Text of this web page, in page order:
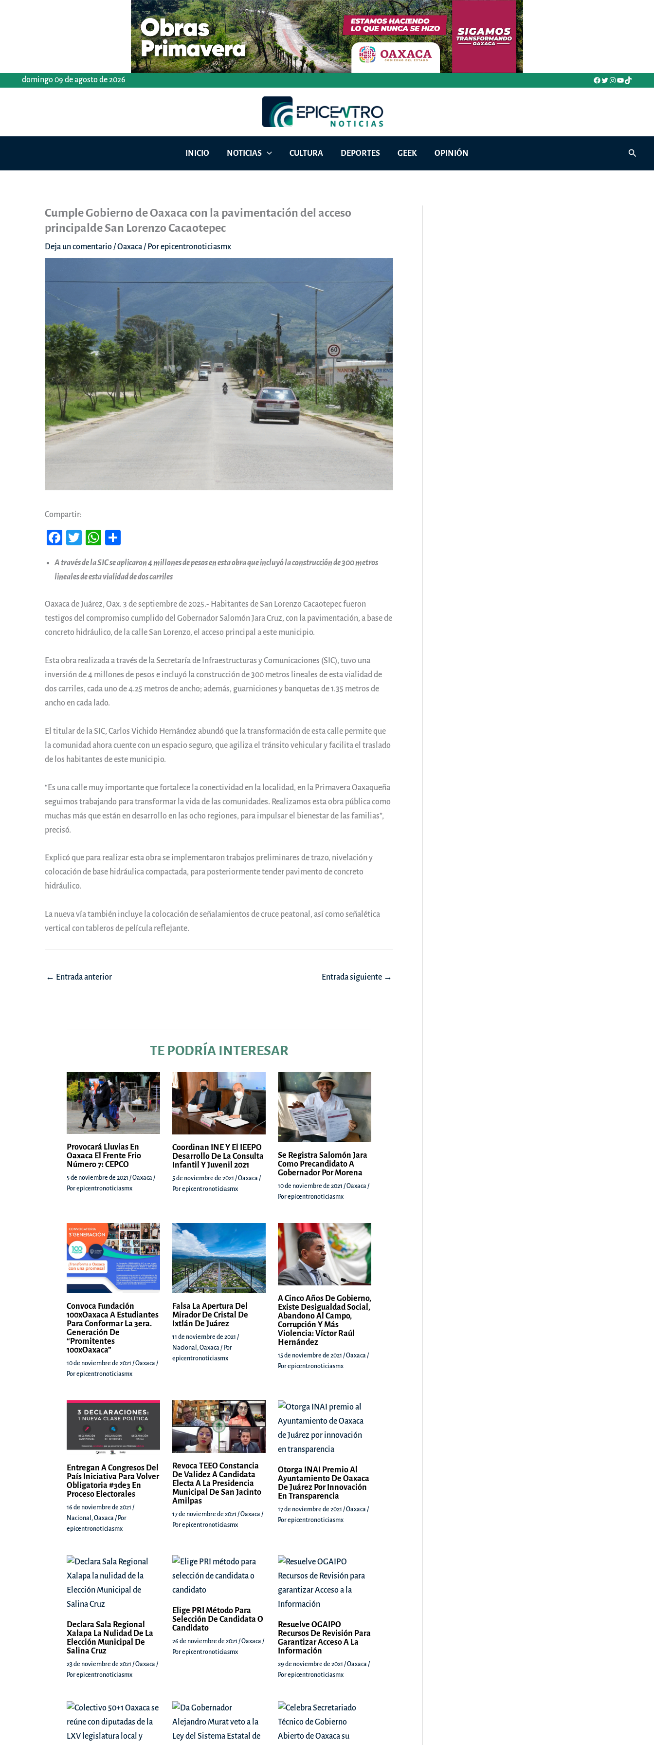
domingo 09 de agosto de 2026 Facebook
Twitter
Instagram
YouTube
TikTok
INICIO NOTICIAS CULTURA DEPORTES GEEK OPINIÓN Buscar
Cumple Gobierno de Oaxaca con la pavimentación del acceso
principalde San Lorenzo Cacaotepec
Deja un comentario/Oaxaca/ Porepicentronoticiasmx
Compartir:
Fa
b
oo
k
T
tt
er
W
ts
A
pp
pa
rti
r
A través de la SIC se aplicaron 4 millones de pesos en esta obra que incluyó la construcción de 300 metros
lineales de esta vialidad de dos carriles
Oaxaca de Juárez, Oax. 3 de septiembre de 2025.- Habitantes de San Lorenzo Cacaotepec fueron
testigos del compromiso cumplido del Gobernador Salomón Jara Cruz, con la pavimentación, a base de
concreto hidráulico, de la calle San Lorenzo, el acceso principal a este municipio.
Esta obra realizada a través de la Secretaría de Infraestructuras y Comunicaciones (SIC), tuvo una
inversión de 4 millones de pesos e incluyó la construcción de 300 metros lineales de esta vialidad de
dos carriles, cada uno de 4.25 metros de ancho; además, guarniciones y banquetas de 1.35 metros de
ancho en cada lado.
El titular de la SIC, Carlos Vichido Hernández abundó que la transformación de esta calle permite que
la comunidad ahora cuente con un espacio seguro, que agiliza el tránsito vehicular y facilita el traslado
de los habitantes de este municipio.
“Es una calle muy importante que fortalece la conectividad en la localidad, en la Primavera Oaxaqueña
seguimos trabajando para transformar la vida de las comunidades. Realizamos esta obra pública como
muchas más que están en desarrollo en las ocho regiones, para impulsar el bienestar de las familias”,
precisó.
Explicó que para realizar esta obra se implementaron trabajos preliminares de trazo, nivelación y
colocación de base hidráulica compactada, para posteriormente tender pavimento de concreto
hidráulico.
La nueva vía también incluye la colocación de señalamientos de cruce peatonal, así como señalética
vertical con tableros de película reflejante.
Navegación
← Entrada anterior Entrada siguiente →
TE PODRÍA INTERESAR
Provocará Lluvias En
Oaxaca El Frente Frio
Número 7: CEPCO
5 de noviembre de 2021 /Oaxaca /
Porepicentronoticiasmx
Coordinan INE Y El IEEPO
Desarrollo De La Consulta
Infantil Y Juvenil 2021
5 de noviembre de 2021/Oaxaca /
Porepicentronoticiasmx
Se Registra Salomón Jara
Como Precandidato A
Gobernador Por Morena
10 de noviembre de 2021/Oaxaca /
Porepicentronoticiasmx
Convoca Fundación
100xOaxaca A Estudiantes
Para Conformar La 3era.
Generación De
“Promitentes
100xOaxaca”
10 de noviembre de 2021 /Oaxaca /
Porepicentronoticiasmx
Falsa La Apertura Del
Mirador De Cristal De
Ixtlán De Juárez
11 de noviembre de 2021/
Nacional ,Oaxaca / Por
epicentronoticiasmx
A Cinco Años De Gobierno,
Existe Desigualdad Social,
Abandono Al Campo,
Corrupción Y Más
Violencia: Víctor Raúl
Hernández
15 de noviembre de 2021/Oaxaca /
Porepicentronoticiasmx
Entregan A Congresos Del
País Iniciativa Para Volver
Obligatoria #3de3 En
Proceso Electorales
16 de noviembre de 2021 /
Nacional ,Oaxaca / Por
epicentronoticiasmx
Revoca TEEO Constancia
De Validez A Candidata
Electa A La Presidencia
Municipal De San Jacinto
Amilpas
17 de noviembre de 2021/Oaxaca /
Porepicentronoticiasmx
Otorga INAI Premio Al
Ayuntamiento De Oaxaca
De Juárez Por Innovación
En Transparencia
17 de noviembre de 2021/Oaxaca /
Porepicentronoticiasmx
Declara Sala Regional
Xalapa La Nulidad De La
Elección Municipal De
Salina Cruz
23 de noviembre de 2021 /Oaxaca /
Porepicentronoticiasmx
Elige PRI Método Para
Selección De Candidata O
Candidato
26 de noviembre de 2021/Oaxaca /
Porepicentronoticiasmx
Resuelve OGAIPO
Recursos De Revisión Para
Garantizar Acceso A La
Información
29 de noviembre de 2021/Oaxaca /
Porepicentronoticiasmx